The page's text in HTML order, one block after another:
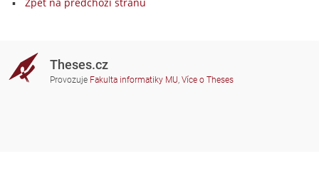
Theses.cz
Provozuje Fakulta informatiky MU, Více o Theses